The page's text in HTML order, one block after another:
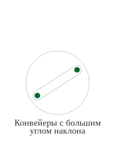
Конвейеры с большим
углом наклона